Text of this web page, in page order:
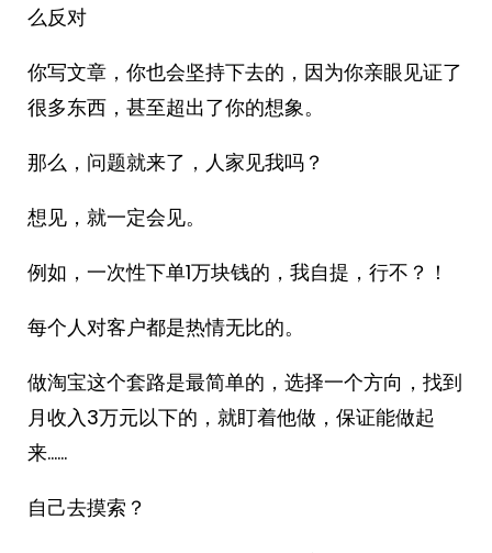
么反对
你写文章，你也会坚持下去的，因为你亲眼见证了
很多东西，甚至超出了你的想象。
那么，问题就来了，人家见我吗？
想见，就一定会见。
例如，一次性下单1万块钱的，我自提，行不？！
每个人对客户都是热情无比的。
做淘宝这个套路是最简单的，选择一个方向，找到
月收入3万元以下的，就盯着他做，保证能做起
来……
自己去摸索？